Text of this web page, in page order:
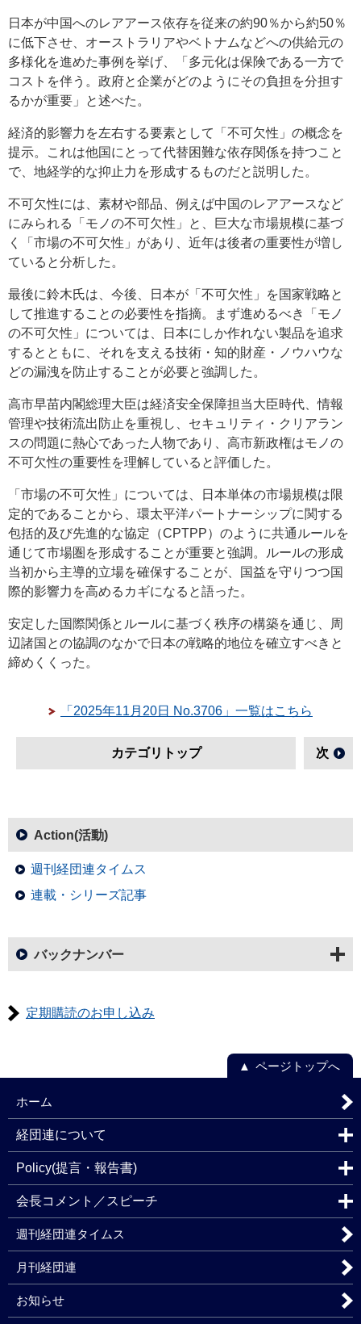
日本が中国へのレアアース依存を従来の約90％から約50％
に低下させ、オーストラリアやベトナムなどへの供給元の
多様化を進めた事例を挙げ、「多元化は保険である一方で
コストを伴う。政府と企業がどのようにその負担を分担す
るかが重要」と述べた。
経済的影響力を左右する要素として「不可欠性」の概念を
提示。これは他国にとって代替困難な依存関係を持つこと
で、地経学的な抑止力を形成するものだと説明した。
不可欠性には、素材や部品、例えば中国のレアアースなど
にみられる「モノの不可欠性」と、巨大な市場規模に基づ
く「市場の不可欠性」があり、近年は後者の重要性が増し
ていると分析した。
最後に鈴木氏は、今後、日本が「不可欠性」を国家戦略と
して推進することの必要性を指摘。まず進めるべき「モノ
の不可欠性」については、日本にしか作れない製品を追求
するとともに、それを支える技術・知的財産・ノウハウな
どの漏洩を防止することが必要と強調した。
高市早苗内閣総理大臣は経済安全保障担当大臣時代、情報
管理や技術流出防止を重視し、セキュリティ・クリアラン
スの問題に熱心であった人物であり、高市新政権はモノの
不可欠性の重要性を理解していると評価した。
「市場の不可欠性」については、日本単体の市場規模は限
定的であることから、環太平洋パートナーシップに関する
包括的及び先進的な協定（CPTPP）のように共通ルールを
通じて市場圏を形成することが重要と強調。ルールの形成
当初から主導的立場を確保することが、国益を守りつつ国
際的影響力を高めるカギになると語った。
安定した国際関係とルールに基づく秩序の構築を通じ、周
辺諸国との協調のなかで日本の戦略的地位を確立すべきと
締めくくった。
「2025年11月20日 No.3706」一覧はこちら
カテゴリトップ 次
Action(活動)
週刊経団連タイムス
連載・シリーズ記事
バックナンバー
定期購読のお申し込み
ページトップへ
ホーム
経団連について
Policy(提言・報告書)
会長コメント／スピーチ
週刊経団連タイムス
月刊経団連
お知らせ